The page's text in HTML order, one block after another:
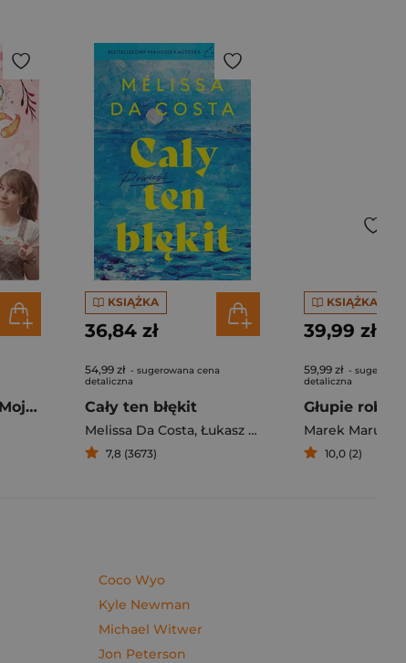
Pierogi z kimchi. Moje ulubione azjatyckie przepisy - książka z autografem
KSIĄŻKA
36,84 zł
54,99 zł - sugerowana cena
detaliczna
Cały ten błękit
Melissa Da Costa, Łukasz Müller
7,8 (3673)
KSIĄŻKA
39,99 zł
59,99 zł -
detaliczna
Marek
10,0 (2)
Coco Wyo
Kyle Newman
Michael Witwer
Jon Peterson